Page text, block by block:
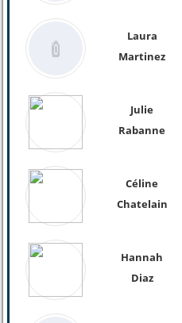
Laura
Martinez
Julie
Rabanne
Céline
Chatelain
Hannah
Diaz